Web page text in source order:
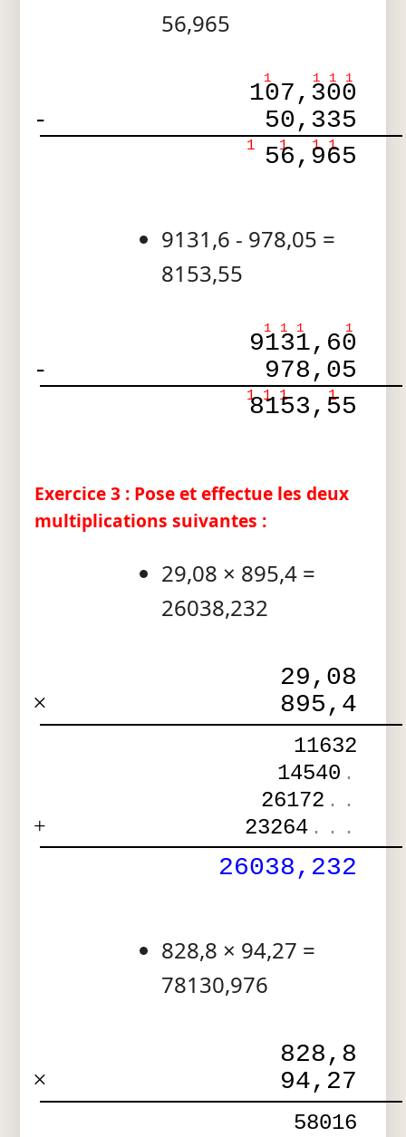
56,965
1 1 1 1
107,300
-
50,335
1 1 1 1
56,965
9131,6 - 978,05 =
8153,55
1 1 1 1
9131,60
-
978,05
1 1 1 1
8153,55
Exercice 3 : Pose et effectue les deux
multiplications suivantes :
29,08 × 895,4 =
26038,232
29,08
×
895,4
11632
14540 .
26172 .
.
23264 .
.
.
+
26038,232
828,8 × 94,27 =
78130,976
828,8
×
94,27
58016